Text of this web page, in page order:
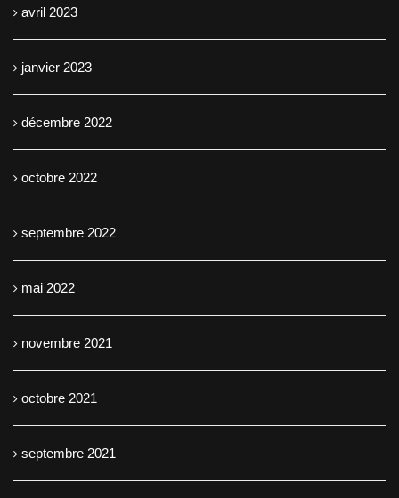
avril 2023
janvier 2023
décembre 2022
octobre 2022
septembre 2022
mai 2022
novembre 2021
octobre 2021
septembre 2021